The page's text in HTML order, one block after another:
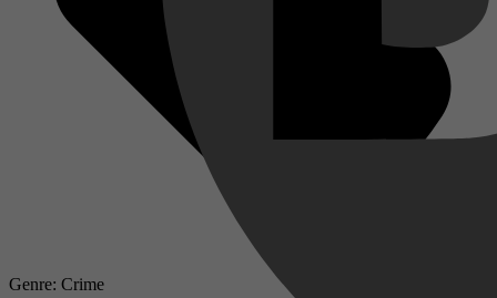
Genre: Crime